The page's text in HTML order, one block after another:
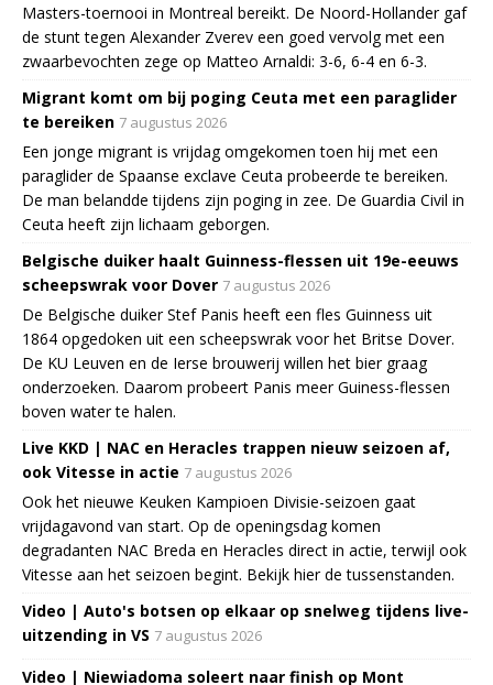
Masters-toernooi in Montreal bereikt. De Noord-Hollander gaf
de stunt tegen Alexander Zverev een goed vervolg met een
zwaarbevochten zege op Matteo Arnaldi: 3-6, 6-4 en 6-3.
Migrant komt om bij poging Ceuta met een paraglider
te bereiken 7 augustus 2026
Een jonge migrant is vrijdag omgekomen toen hij met een
paraglider de Spaanse exclave Ceuta probeerde te bereiken.
De man belandde tijdens zijn poging in zee. De Guardia Civil in
Ceuta heeft zijn lichaam geborgen.
Belgische duiker haalt Guinness-flessen uit 19e-eeuws
scheepswrak voor Dover 7 augustus 2026
De Belgische duiker Stef Panis heeft een fles Guinness uit
1864 opgedoken uit een scheepswrak voor het Britse Dover.
De KU Leuven en de Ierse brouwerij willen het bier graag
onderzoeken. Daarom probeert Panis meer Guiness-flessen
boven water te halen.
Live KKD | NAC en Heracles trappen nieuw seizoen af,
ook Vitesse in actie 7 augustus 2026
Ook het nieuwe Keuken Kampioen Divisie-seizoen gaat
vrijdagavond van start. Op de openingsdag komen
degradanten NAC Breda en Heracles direct in actie, terwijl ook
Vitesse aan het seizoen begint. Bekijk hier de tussenstanden.
Video | Auto's botsen op elkaar op snelweg tijdens live-
uitzending in VS 7 augustus 2026
Video | Niewiadoma soleert naar finish op Mont